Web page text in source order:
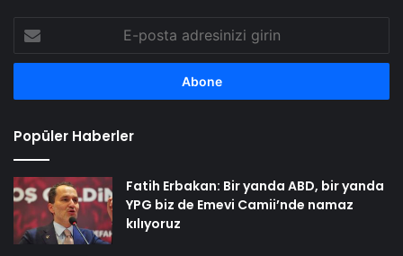
posta
adresinizi
Popüler Haberler
Fatih Erbakan: Bir yanda ABD, bir yanda
YPG biz de Emevi Camii’nde namaz
kılıyoruz